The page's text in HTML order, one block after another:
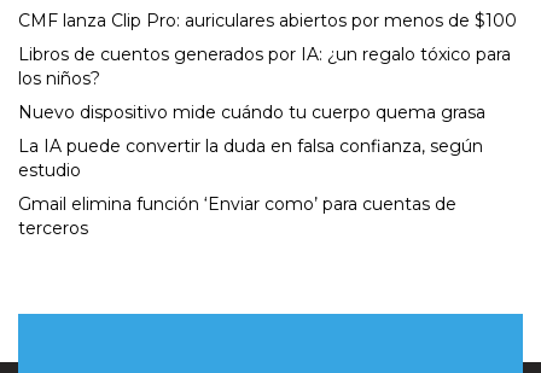
CMF lanza Clip Pro: auriculares abiertos por menos de $100
Libros de cuentos generados por IA: ¿un regalo tóxico para
los niños?
Nuevo dispositivo mide cuándo tu cuerpo quema grasa
La IA puede convertir la duda en falsa confianza, según
estudio
Gmail elimina función ‘Enviar como’ para cuentas de
terceros